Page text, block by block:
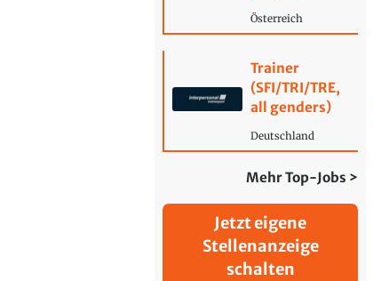
Österreich
Trainer
(SFI/TRI/TRE,
all genders)
Deutschland
Mehr Top-Jobs >
Jetzt eigene
Stellenanzeige
schalten